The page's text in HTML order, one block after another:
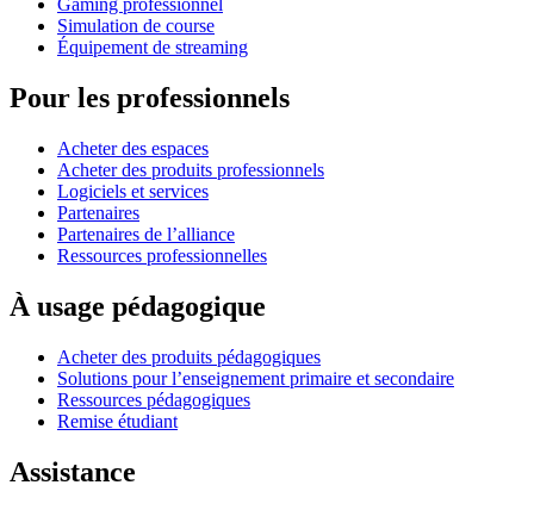
Gaming professionnel
Simulation de course
Équipement de streaming
Pour les professionnels
Acheter des espaces
Acheter des produits professionnels
Logiciels et services
Partenaires
Partenaires de l’alliance
Ressources professionnelles
À usage pédagogique
Acheter des produits pédagogiques
Solutions pour l’enseignement primaire et secondaire
Ressources pédagogiques
Remise étudiant
Assistance